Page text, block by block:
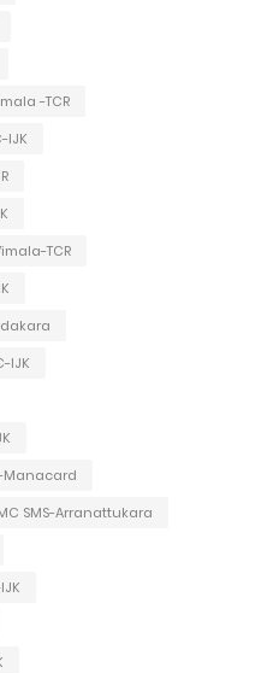
-TCR
IJK
TCR
IJK
Manacard
SMS-Arranattukara